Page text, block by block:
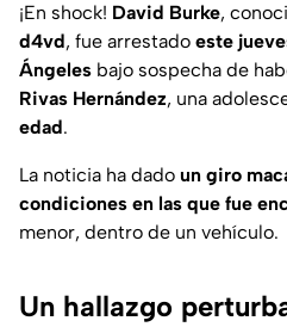
¡En shock! David Burke,
d4vd, fue arrestado este
Ángeles bajo sospecha de
Rivas Hernández, una
edad.
La noticia ha dado un giro
condiciones en las que fue
menor, dentro de un vehículo.
Un hallazgo